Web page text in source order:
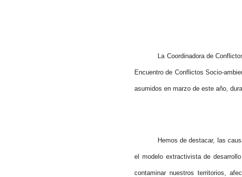
29, 30 y 31
La Coordinadora de
Encuentro de Conflictos Socio-
asumidos en marzo de este año,
Hemos de destacar, las
el modelo extractivista de
contaminar nuestros territorios,